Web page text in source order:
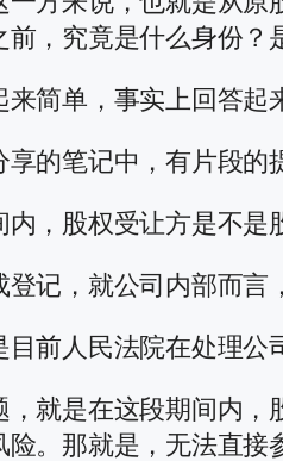
前，究竟是什么身份？
简单，事实上回答起
享的笔记中，有片段的
内，股权受让方是不是
记，就公司内部而言
前人民法院在处理公
，就是在这段期间内
险。那就是，无法直